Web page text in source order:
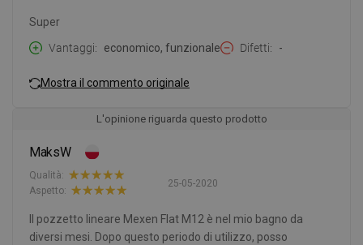
Super
Vantaggi
economico, funzionale Difetti -
Mostra il commento originale
L'opinione riguarda questo prodotto
MaksW
25-05-2020
Qualità:
Aspetto:
Il pozzetto lineare Mexen Flat M12 è nel mio bagno da
diversi mesi. Dopo questo periodo di utilizzo, posso